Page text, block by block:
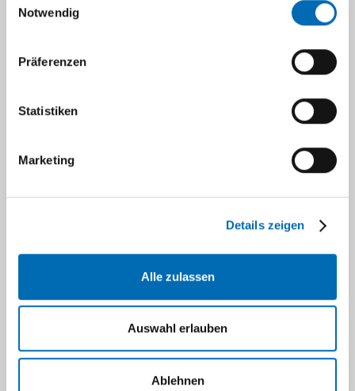
Notwendig
Präferenzen
Statistiken
Marketing
Details zeigen
Alle zulassen
Auswahl erlauben
Ablehnen
Address:
Düsseldorf
22.04.00